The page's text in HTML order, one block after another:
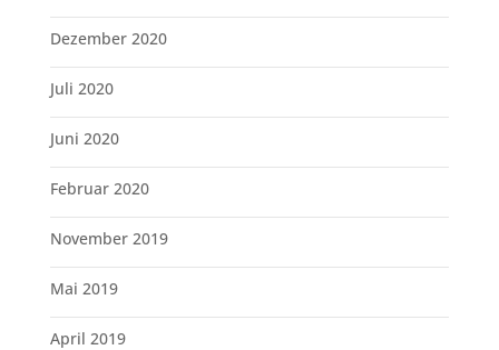
Dezember 2020
Juli 2020
Juni 2020
Februar 2020
November 2019
Mai 2019
April 2019